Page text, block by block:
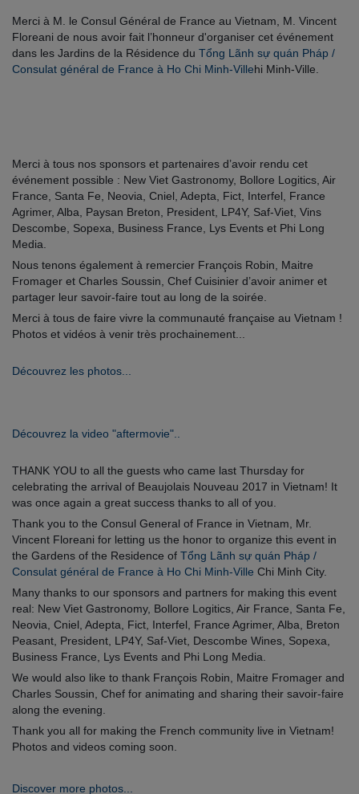
Merci à M. le Consul Général de France au Vietnam, M. Vincent
Floreani de nous avoir fait l’honneur d'organiser cet événement
dans les Jardins de la Résidence du Tổng Lãnh sự quán Pháp /
Consulat général de France à Ho Chi Minh-Villehi Minh-Ville.
Merci à tous nos sponsors et partenaires d’avoir rendu cet
événement possible : New Viet Gastronomy, Bollore Logitics, Air
France, Santa Fe, Neovia, Cniel, Adepta, Fict, Interfel, France
Agrimer, Alba, Paysan Breton, President, LP4Y, Saf-Viet, Vins
Descombe, Sopexa, Business France, Lys Events et Phi Long
Media.
Nous tenons également à remercier François Robin, Maitre
Fromager et Charles Soussin, Chef Cuisinier d’avoir animer et
partager leur savoir-faire tout au long de la soirée.
Merci à tous de faire vivre la communauté française au Vietnam !
Photos et vidéos à venir très prochainement...
Découvrez les photos...
Découvrez la video "aftermovie"..
THANK YOU to all the guests who came last Thursday for
celebrating the arrival of Beaujolais Nouveau 2017 in Vietnam! It
was once again a great success thanks to all of you.
Thank you to the Consul General of France in Vietnam, Mr.
Vincent Floreani for letting us the honor to organize this event in
the Gardens of the Residence of Tổng Lãnh sự quán Pháp /
Consulat général de France à Ho Chi Minh-Ville Chi Minh City.
Many thanks to our sponsors and partners for making this event
real: New Viet Gastronomy, Bollore Logitics, Air France, Santa Fe,
Neovia, Cniel, Adepta, Fict, Interfel, France Agrimer, Alba, Breton
Peasant, President, LP4Y, Saf-Viet, Descombe Wines, Sopexa,
Business France, Lys Events and Phi Long Media.
We would also like to thank François Robin, Maitre Fromager and
Charles Soussin, Chef for animating and sharing their savoir-faire
along the evening.
Thank you all for making the French community live in Vietnam!
Photos and videos coming soon.
Discover more photos...